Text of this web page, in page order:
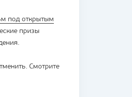
под открытым
призы
Смотрите